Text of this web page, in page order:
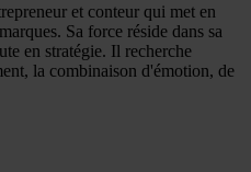
et conteur qui met en
Sa force réside dans sa
en stratégie. Il recherche
la combinaison d'émotion, de